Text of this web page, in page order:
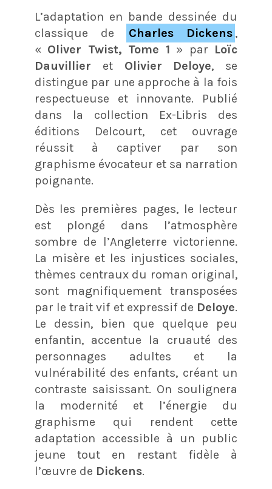
L’adaptation en bande dessinée du
classique de
Charles Dickens ,
« Oliver Twist, Tome 1 » par Loïc
Dauvillier et Olivier Deloye, se
distingue par une approche à la fois
respectueuse et innovante. Publié
dans la collection Ex-Libris des
éditions Delcourt, cet ouvrage
réussit à captiver par son
graphisme évocateur et sa narration
poignante.
Dès les premières pages, le lecteur
est plongé dans l’atmosphère
sombre de l’Angleterre victorienne.
La misère et les injustices sociales,
thèmes centraux du roman original,
sont magnifiquement transposées
par le trait vif et expressif de Deloye.
Le dessin, bien que quelque peu
enfantin, accentue la cruauté des
personnages adultes et la
vulnérabilité des enfants, créant un
contraste saisissant. On soulignera
la modernité et l’énergie du
graphisme qui rendent cette
adaptation accessible à un public
jeune tout en restant fidèle à
l’œuvre de Dickens​​.